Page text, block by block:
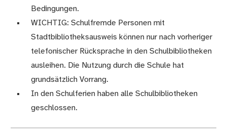
Bedingungen.
WICHTIG: Schulfremde Personen mit
Stadtbibliotheksausweis können nur nach vorheriger
telefonischer Rücksprache in den Schulbibliotheken
ausleihen. Die Nutzung durch die Schule hat
grundsätzlich Vorrang.
In den Schulferien haben alle Schulbibliotheken
geschlossen.